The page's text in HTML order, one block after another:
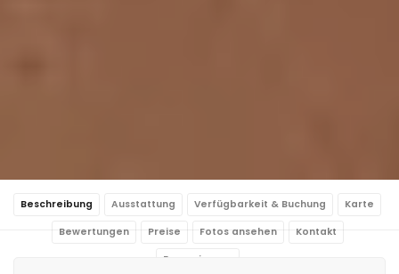
Beschreibung Ausstattung Verfügbarkeit & Buchung Karte
Bewertungen Preise Fotos ansehen Kontakt
Reservierung